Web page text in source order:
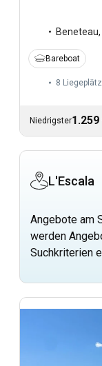
Beneteau,
Bareboat
8
Niedrigster1.259
L'Escala
Angebote am
werden
Suchkriterien